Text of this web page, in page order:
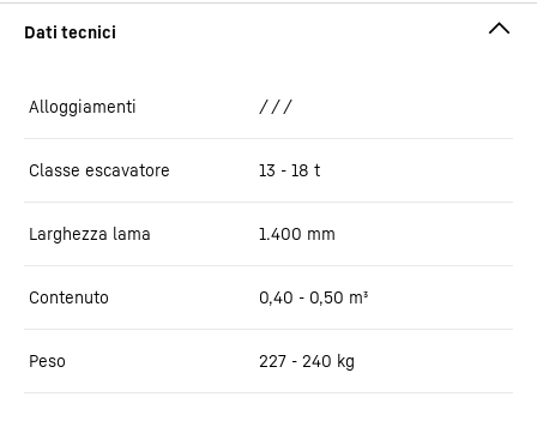
Alloggiamenti / / /
Classe escavatore 13 - 18 t
Larghezza lama 1.400 mm
Contenuto 0,40 - 0,50 m³
Peso 227 - 240 kg